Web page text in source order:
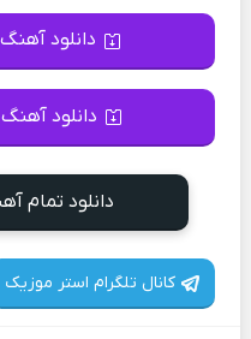
دانلود آهنگ
دانلود آهنگ
دانلود تمام
کانال تلگرام استر موزیک